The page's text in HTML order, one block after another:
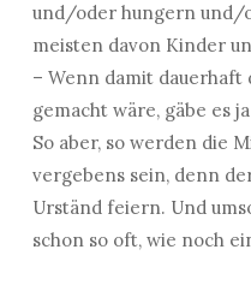
und/oder hungern und/
meisten davon Kinder
– Wenn damit dauerhaft
gemacht wäre, gäbe es
So aber, so werden die
vergebens sein, denn
Urständ feiern. Und
schon so oft, wie noch